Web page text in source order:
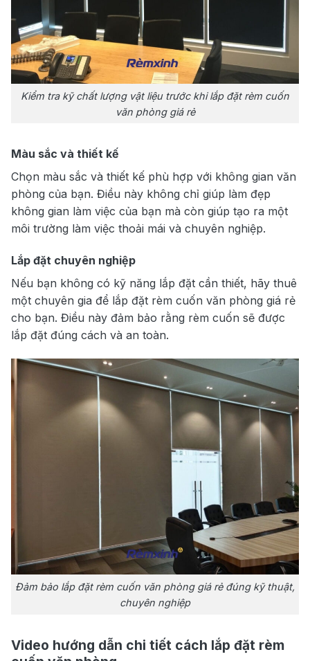
Kiểm tra kỹ chất lượng vật liệu trước khi lắp đặt rèm cuốn
văn phòng giá rẻ
Màu sắc và thiết kế
Chọn màu sắc và thiết kế phù hợp với không gian văn
phòng của bạn. Điều này không chỉ giúp làm đẹp
không gian làm việc của bạn mà còn giúp tạo ra một
môi trường làm việc thoải mái và chuyên nghiệp.
Lắp đặt chuyên nghiệp
Nếu bạn không có kỹ năng lắp đặt cần thiết, hãy thuê
một chuyên gia để lắp đặt rèm cuốn văn phòng giá rẻ
cho bạn. Điều này đảm bảo rằng rèm cuốn sẽ được
lắp đặt đúng cách và an toàn.
Đảm bảo lắp đặt rèm cuốn văn phòng giá rẻ đúng kỹ thuật,
chuyên nghiệp
Video hướng dẫn chi tiết cách lắp đặt rèm